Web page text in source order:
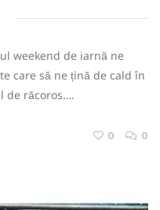
weekend de iarnă ne
care să ne țină de cald în
de răcoros….
0 0